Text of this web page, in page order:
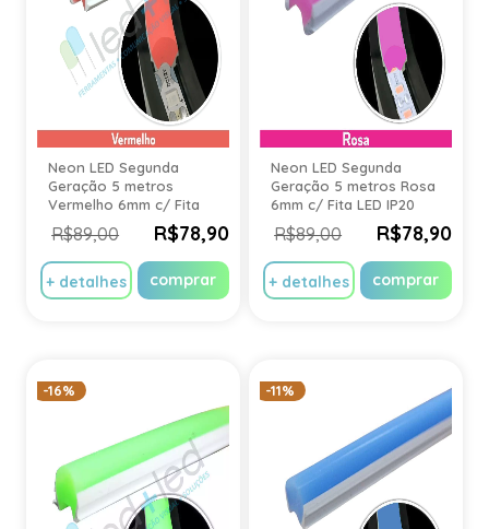
Neon LED Segunda
Geração 5 metros
Vermelho 6mm c/ Fita
LED IP20
R$89,00 R$78,90
+ detalhes comprar
Neon LED Segunda
Geração 5 metros Rosa
6mm c/ Fita LED IP20
R$89,00 R$78,90
+ detalhes comprar
-16% -11%